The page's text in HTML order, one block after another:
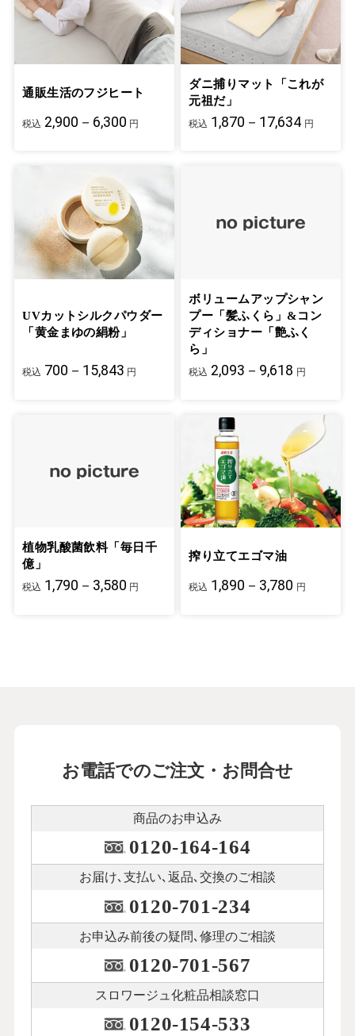
通販生活のフジヒート
税込 2,900－6,300 円
ダニ捕りマット「これが
元祖だ」
税込 1,870－17,634 円
UVカットシルクパウダー
「黄金まゆの絹粉」
税込 700－15,843 円
ボリュームアップシャン
プー「髪ふくら」&コン
ディショナー「艶ふく
ら」
税込 2,093－9,618 円
植物乳酸菌飲料「毎日千
億」
税込 1,790－3,580 円
搾り立てエゴマ油
税込 1,890－3,780 円
お電話でのご注文・お問合せ
商品のお申込み
0120-164-164
お届け､支払い､ 返品､交換のご相談
0120-701-234
お申込み前後の疑問､修理のご相談
0120-701-567
スロワージュ化粧品相談窓口
0120-154-533